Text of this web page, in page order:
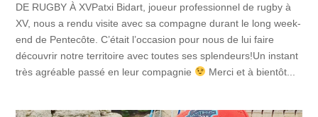
DE RUGBY À XVPatxi Bidart, joueur professionnel de rugby à
XV, nous a rendu visite avec sa compagne durant le long week-
end de Pentecôte. C’était l’occasion pour nous de lui faire
découvrir notre territoire avec toutes ses splendeurs!Un instant
très agréable passé en leur compagnie
Merci et à bientôt...